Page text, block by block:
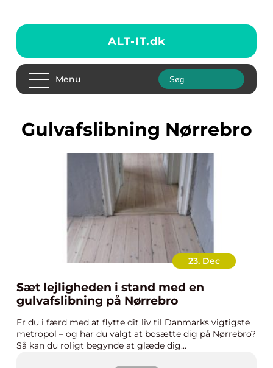
ALT-IT.dk
Menu
Gulvafslibning Nørrebro
23. Dec
Sæt lejligheden i stand med en
gulvafslibning på Nørrebro
Er du i færd med at flytte dit liv til Danmarks vigtigste
metropol – og har du valgt at bosætte dig på Nørrebro?
Så kan du roligt begynde at glæde dig...